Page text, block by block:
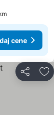
cene
Deli